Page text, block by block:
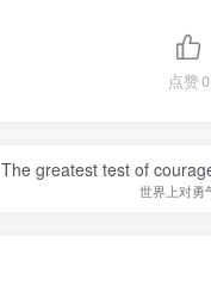
点赞0
The greatest test of
世界上对勇